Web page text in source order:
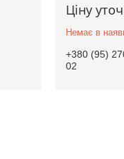
Ціну
Немає в
+380 (95)
02